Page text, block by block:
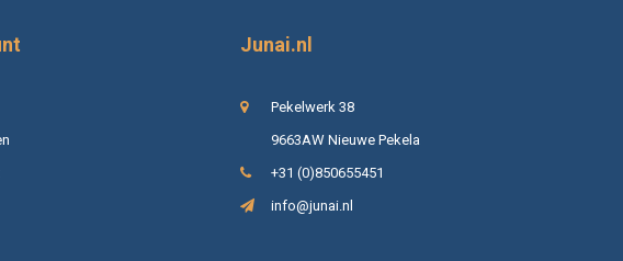
Junai.nl
Pekelwerk 38
9663AW Nieuwe Pekela
+31 (0)850655451
info@junai.nl